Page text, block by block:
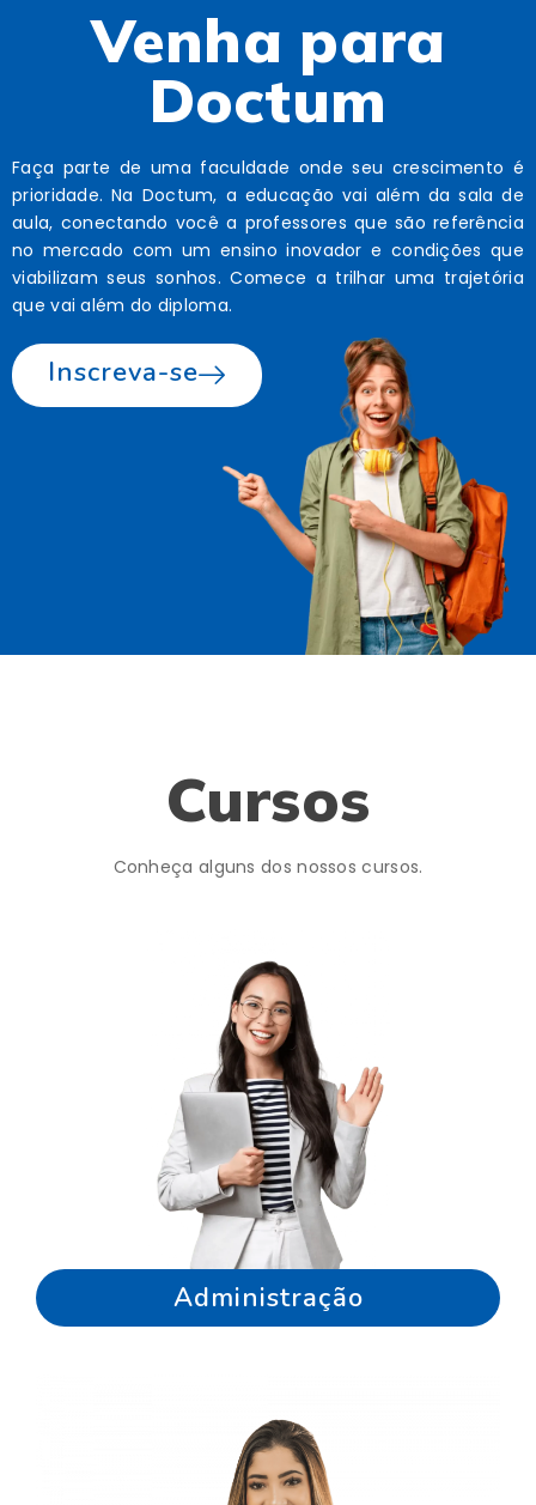
Venha para
Doctum
Faça parte de uma faculdade onde seu crescimento é
prioridade. Na Doctum, a educação vai além da sala de
aula, conectando você a professores que são referência
no mercado com um ensino inovador e condições que
viabilizam seus sonhos. Comece a trilhar uma trajetória
que vai além do diploma.
Inscreva-se
Cursos
Conheça alguns dos nossos cursos.
Administração